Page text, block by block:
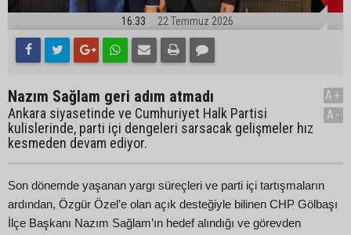
16:33 22 Temmuz 2026
Nazım Sağlam geri adım atmadı
Ankara siyasetinde ve Cumhuriyet Halk Partisi
kulislerinde, parti içi dengeleri sarsacak gelişmeler hız
kesmeden devam ediyor.
A+
A-
Son dönemde yaşanan yargı süreçleri ve parti içi tartışmaların
ardından, Özgür Özel’e olan açık desteğiyle bilinen CHP Gölbaşı
İlçe Başkanı Nazım Sağlam’ın hedef alındığı ve görevden